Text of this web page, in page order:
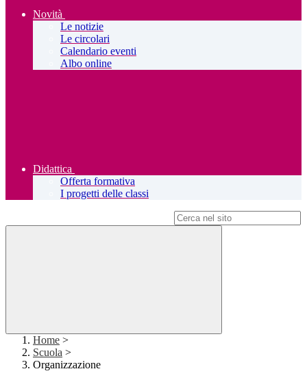
Novità
Le notizie
Le circolari
Calendario eventi
Albo online
Didattica
Offerta formativa
I progetti delle classi
Home >
Scuola >
Organizzazione